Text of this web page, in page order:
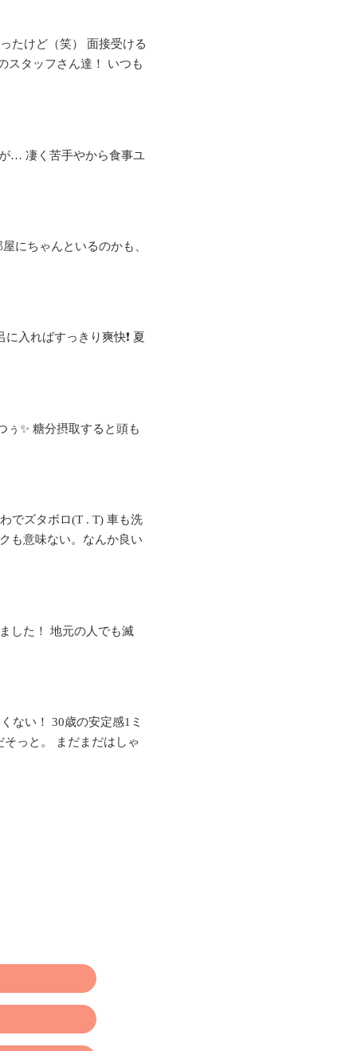
たけど（笑） 面接受ける
スタッフさん達！ いつも
… 凄く苦手やから食事ユ
にちゃんといるのかも、
入ればすっきり爽快❗ 夏
ぅ✨ 糖分摂取すると頭も
でズタボロ(T . T) 車も洗
も意味ない。なんか良い
した！ 地元の人でも滅
ない！ 30歳の安定感1ミ
っと。 まだまだはしゃ